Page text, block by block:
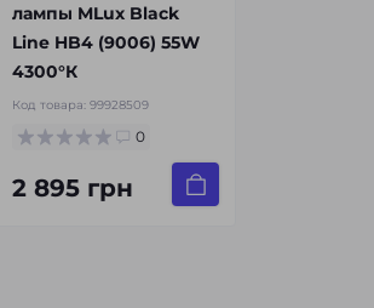
лампы MLux Black
Line HB4 (9006) 55W
4300°К
Код товара:99928509
0
2 895 грн